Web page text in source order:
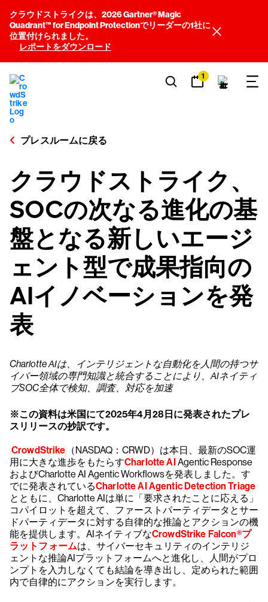
クラウドストライクは、2026 Gartner® Magic
Quadrant™ for Endpoint Protectionでリーダーの1社に
位置付けられました。
レポートをダウンロード
1
プレスルームに戻る
クラウドストライク、
SOCの次なる進化の基
盤となる新しいエージ
ェント型で成果指向の
AIイノベーションを発
表
Charlotte AIは、インテリジェントな自動化を人間の持つサ
イバー領域の専門知識と統合することにより、AIネイティ
ブSOC全体で検知、調査、対応を加速
※この資料は米国にて2025年4月28日に発表されたプレ
スリリースの抄訳です。
CrowdStrike （NASDAQ：CRWD）は本日、最新のSOC運
用に大きな進歩をもたらすCharlotte AIAgentic Response
およびCharlotte AI Agentic Workflowsを発表しました。す
でに発表されているCharlotte AI Agentic Detection Triage
とともに、Charlotte AIは単に「要求されたことに応える」
コパイロットを超えて、ファーストパーティデータとサー
ドパーティデータに対する自律的な推論とアクションの機
能を提供します。AIネイティブなCrowdStrike Falcon®プ
ラットフォームは、サイバーセキュリティのインテリジ
ェントな推論AIプラットフォームへと進化し、人間がプロ
ンプトを入力しなくても結論を導き出し、定められた範囲
内で自律的にアクションを実行します。